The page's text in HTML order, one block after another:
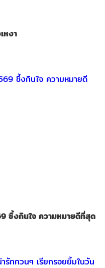
หงา
ซึ้งกินใจ ความหมายดีที่สุด